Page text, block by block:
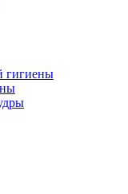
гигиены